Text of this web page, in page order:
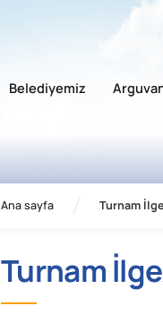
Belediyemiz
Ana sayfa Turnam
Turnam